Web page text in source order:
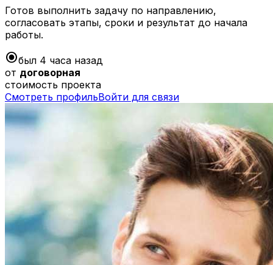
Готов выполнить задачу по направлению,
согласовать этапы, сроки и результат до начала
работы.
radio_button_checkedбыл 4 часа назад
от договорная
стоимость проекта
Смотреть профильВойти для связи